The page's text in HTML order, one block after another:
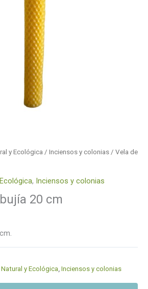
y Ecológica / Inciensos y colonias / Vela de
, Inciensos y colonias
20 cm
y Ecológica, Inciensos y colonias